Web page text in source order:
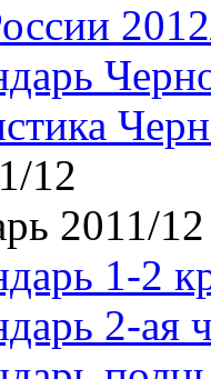
12
2011/12
1-2
2-ая